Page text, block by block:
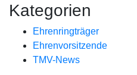
Kategorien
Ehrenringträger
Ehrenvorsitzende
TMV-News